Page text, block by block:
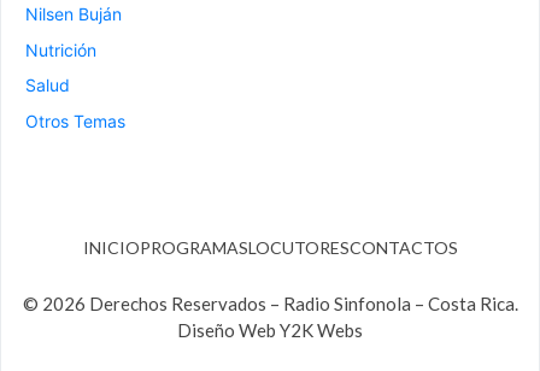
Nilsen Buján
Nutrición
Salud
Otros Temas
INICIOPROGRAMASLOCUTORESCONTACTOS
© 2026 Derechos Reservados – Radio Sinfonola – Costa Rica.
Diseño Web Y2K Webs